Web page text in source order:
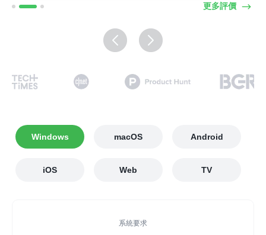
更多評價
Windows macOS Android
iOS Web TV
系統要求
系統要求
系統要求
系統要求
系統要求
系統要求
系統要求
系統要求